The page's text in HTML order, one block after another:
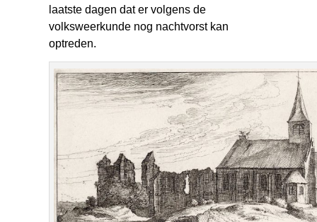
laatste dagen dat er volgens de
volksweerkunde nog nachtvorst kan
optreden.